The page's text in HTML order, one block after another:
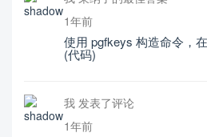
1年前
使用 pgfkeys 构造命令，
(代码)
我 发表了评论
1年前